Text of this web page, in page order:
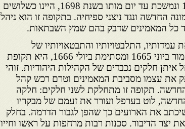
התקופה השניה מתחילה ביולי 1666 ונמשכת עד יום מותו בשנת 1698, היינו כשלושים
החדשה ונגד ניצני ספיחיה. בתקופה זו הוא ניהל
כל המאמינים שדבק בהם שמץ השבתאות.
התלבטויותיו והתבטאויותיו של
ששפורטש. תקופה זו, המתחילה כאמור ביוני 1665 ומסתימת ביולי 1666, היא תקופת
חלקים נכבדים של הקהילות היהודיות. זוהי
את עצמו מסביבת המאמינים וטרם רכש קהל
תקופה זו מתחלקת לשני חלקים: חלקה
לוט בערפל ועורר את זעמם של מבקריו
את הארועים כך שהפן לגבור הדרמה. בחלק
יצר הדיבור. סכנות רבות מרחפות על ראשו וחייו